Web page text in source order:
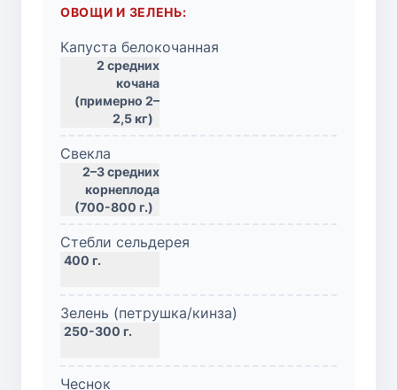
ОВОЩИ И ЗЕЛЕНЬ:
Капуста белокочанная
2 средних
кочана
(примерно 2–
2,5 кг)
Свекла
2–3 средних
корнеплода
(700-800 г.)
Стебли сельдерея
Зелень (петрушка/кинза)
Чеснок